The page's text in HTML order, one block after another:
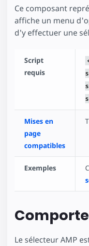
Ce composant
affiche un menu
d'y effectuer une
Script
requis
Mises en
page
compatibles
Exemples
Le sélecteur AMP